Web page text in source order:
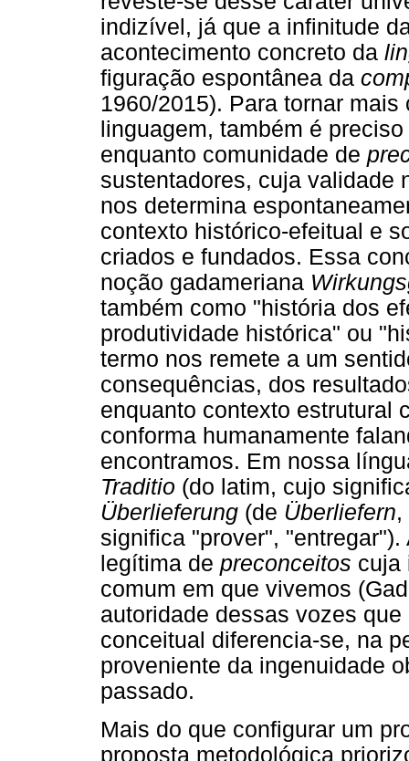
indizível, já que a infinitude
acontecimento concreto da
figuração espontânea da
1960/2015). Para tornar
linguagem, também é
enquanto comunidade de
sustentadores, cuja validade
nos determina
contexto histórico-efeitual e
criados e fundados. Essa
noção gadameriana
também como "história dos
produtividade histórica" ou
termo nos remete a um
consequências, dos
enquanto contexto estrutural
conforma humanamente
encontramos. Em nossa
Traditio (do latim, cujo
Überlieferung (de Überliefern,
significa "prover",
legítima de preconceitos cuja
comum em que vivemos
autoridade dessas vozes
conceitual diferencia-se, na
proveniente da ingenuidade
passado.
Mais do que configurar um
proposta metodológica